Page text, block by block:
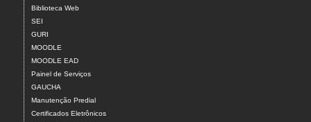
Biblioteca Web
SEI
GURI
MOODLE
MOODLE EAD
Painel de Serviços
GAUCHA
Manutenção Predial
Certificados Eletrônicos